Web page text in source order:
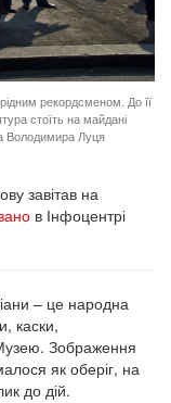
рекордсменом. До її
стоїть на майдані
Володимира Луця
завітав на
в Інфоцентрі
– це народна
каски,
Зображення
як оберіг, на
до дій.